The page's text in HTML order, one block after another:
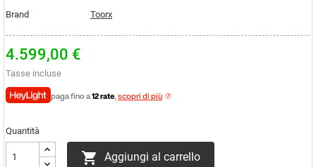
Brand
Toorx
4.599,00 €
Tasse incluse
paga fino a12 rate, scopri di più
Quantità
 Aggiungi al carrello